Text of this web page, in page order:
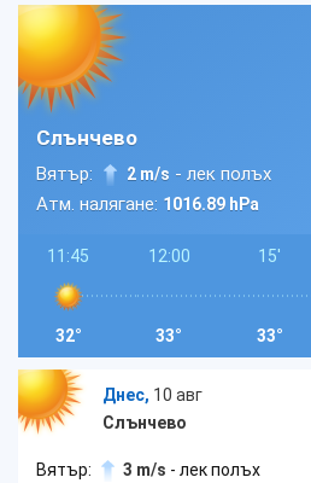
Слънчево
Вятър: 2 m/s - лек полъх
Атм. налягане: 1016.89 hPa
11:45
32°
12:00
33°
15'
33°
Днес, 10 авг
Слънчево
Вятър: 3 m/s - лек полъх